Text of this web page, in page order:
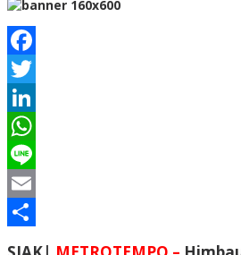
Facebook
Twitter
LinkedIn
WhatsApp
Line
Email
Share